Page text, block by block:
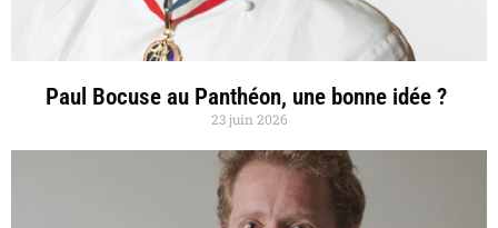
Paul Bocuse au Panthéon, une bonne idée ?
23 juin 2026